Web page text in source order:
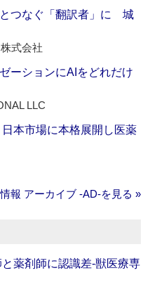
とつなぐ「翻訳者」に 城
式会社
ーションにAIをどれだけ
LLC
本市場に本格展開し医薬
報 アーカイブ ‐AD‐を見る »
薬剤師に認識差‐獣医療専